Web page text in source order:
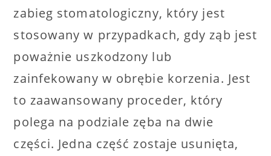
zabieg stomatologiczny, który jest
stosowany w przypadkach, gdy ząb jest
poważnie uszkodzony lub
zainfekowany w obrębie korzenia. Jest
to zaawansowany proceder, który
polega na podziale zęba na dwie
części. Jedna część zostaje usunięta,